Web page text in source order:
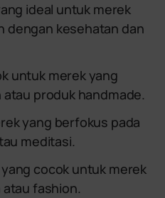
ideal untuk merek
dengan kesehatan dan
untuk merek yang
produk handmade.
yang berfokus pada
meditasi.
yang cocok untuk merek
fashion.